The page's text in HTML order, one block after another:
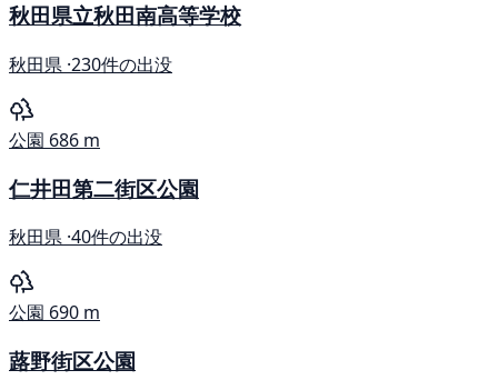
秋田県立秋田南高等学校
秋田県 ·230件の出没
公園 686 m
仁井田第二街区公園
秋田県 ·40件の出没
公園 690 m
蕗野街区公園